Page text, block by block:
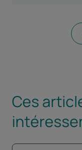
Ces